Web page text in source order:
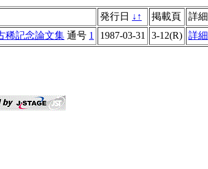
発行日 ↓ ↑ 掲載頁 詳細
稀記念論文集 通号 1 1987-03-31 3-12(R) 詳細